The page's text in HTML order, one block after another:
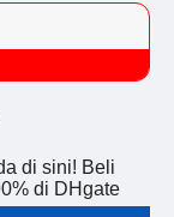
di sini! Beli
di DHgate